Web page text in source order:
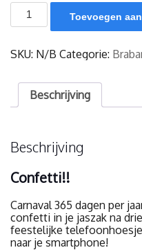
Confetti!!
aantal
Toevoegen
SKU: N/B Categorie:
Beschrijving
Beschrijving
Confetti!!
Carnaval 365 dagen per
confetti in je jaszak na
feestelijke
naar je smartphone!